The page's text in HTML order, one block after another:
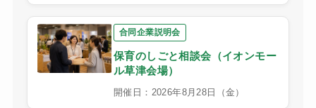
合同企業説明会
保育のしごと相談会（イオンモー
ル草津会場）
開催日：2026年8月28日（金）